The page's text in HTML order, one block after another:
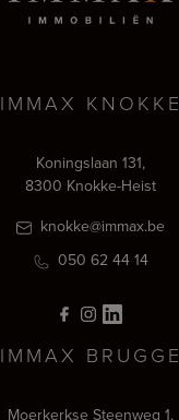
IMMAX KNOKKE
Koningslaan 131,
8300 Knokke-Heist
knokke@immax.be
050 62 44 14
IMMAX BRUGGE
Moerkerkse Steenweg 1,